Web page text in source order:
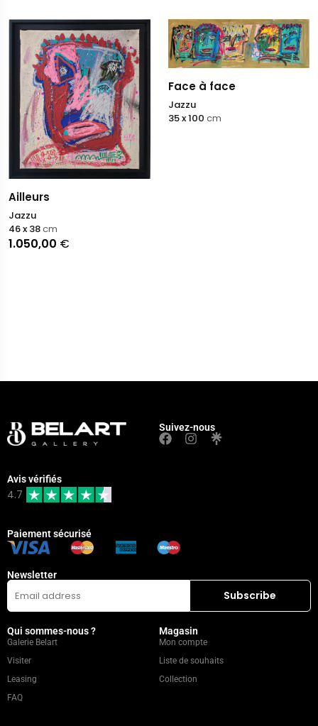
Ailleurs
Jazzu
1.050,00 €
46 x 38cm
Face à face
Jazzu
35 x 100 cm
Suivez-nous
Avis vérifiés
4.7
Paiement sécurisé
Newsletter
Qui sommes-nous ?
Galerie Belart
Visiter
Leasing
FAQ
Magasin
Mon compte
Liste de souhaits
Collection